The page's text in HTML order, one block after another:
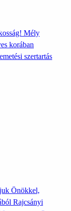
Mély
korában
szertartás
Önökkel,
Rajcsányi